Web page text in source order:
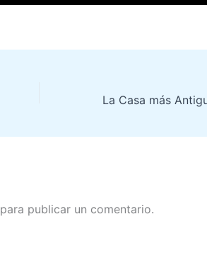
para publicar un comentario.